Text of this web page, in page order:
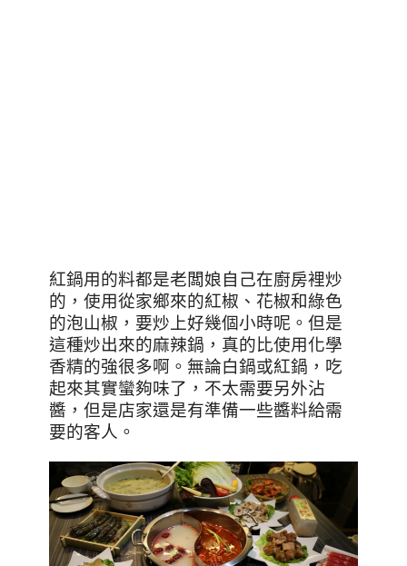
紅鍋用的料都是老闆娘自己在廚房裡炒
的，使用從家鄉來的紅椒、花椒和綠色
的泡山椒，要炒上好幾個小時呢。但是
這種炒出來的麻辣鍋，真的比使用化學
香精的強很多啊。無論白鍋或紅鍋，吃
起來其實蠻夠味了，不太需要另外沾
醬，但是店家還是有準備一些醬料給需
要的客人。